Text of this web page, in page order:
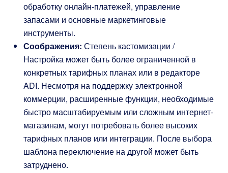
обработку онлайн-платежей, управление
запасами и основные маркетинговые
инструменты.
Соображения: Степень кастомизации /
Настройка может быть более ограниченной в
конкретных тарифных планах или в редакторе
ADI. Несмотря на поддержку электронной
коммерции, расширенные функции, необходимые
быстро масштабируемым или сложным интернет-
магазинам, могут потребовать более высоких
тарифных планов или интеграции. После выбора
шаблона переключение на другой может быть
затруднено.